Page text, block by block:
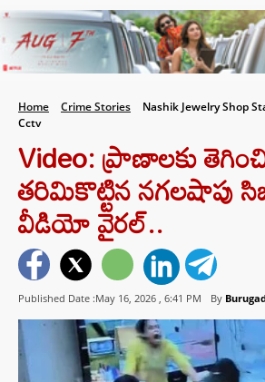
Home Crime Stories
Nashik Jewelry Shop
Cctv
Video: ప్రాణాలకు
తరిమికొట్టిన నగలషాపు
వీడియో వైరల్..
Published Date :May 16, 2026 , 6:41 PM By